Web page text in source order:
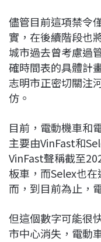
儘管目前這項禁令
實，在後續階段也
城市過去曾考慮過
確時間表的具體計
志明市正密切關注
仿。
目前，電動機車和
主要由VinFast和
VinFast聲稱截至
板車，而Selex也
而，到目前為止，
但這個數字可能很
市中心消失，電動